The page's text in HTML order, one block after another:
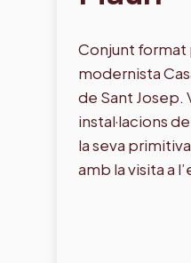
Conjunt
modernista
de Sant Josep.
instal·lacions
la seva
amb la visita a